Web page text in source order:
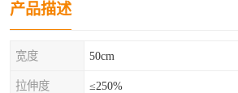
产品描述
宽度 50cm
拉伸度 ≤250%